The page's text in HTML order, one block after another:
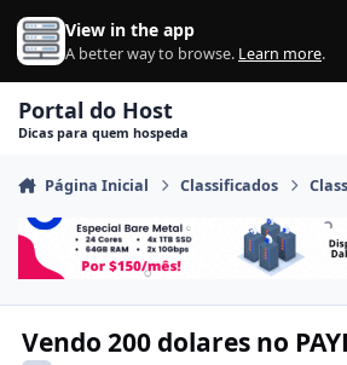
Ir para conteúdo
View in the app
A better way to browse. Learn more.
Portal do Host
Dicas para quem hospeda
Página Inicial Classificados
Vendo 200 dolares no